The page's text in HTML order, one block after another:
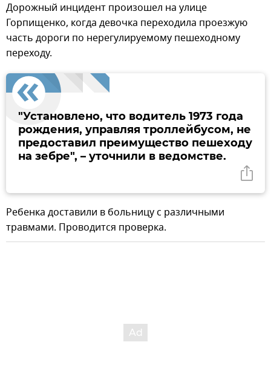
Дорожный инцидент произошел на улице
Горпищенко, когда девочка переходила проезжую
часть дороги по нерегулируемому пешеходному
переходу.
"Установлено, что водитель 1973 года
рождения, управляя троллейбусом, не
предоставил преимущество пешеходу
на зебре", – уточнили в ведомстве.
Ребенка доставили в больницу с различными
травмами. Проводится проверка.